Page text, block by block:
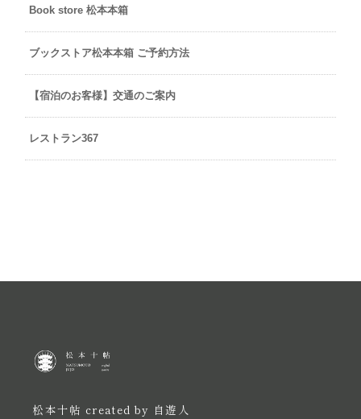
Book store 松本本箱
ブックストア松本本箱 ご予約方法
【宿泊のお客様】交通のご案内
レストラン367
松本十帖 created by 自遊人